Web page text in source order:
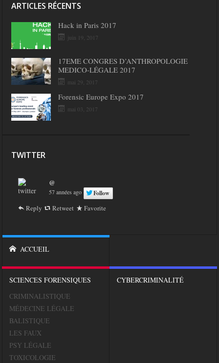
ARTICLES RÉCENTS
Hack in Paris 2017
juin 19, 2017
17EME CONGRES D’ANTHROPOLOGIE
MEDICO-LÉGALE 2017
mai 29, 2017
Forensic Europe Expo 2017
mai 03, 2017
TWITTER
@
57 années ago Follow
Reply Retweet Favorite
ACCUEIL
SCIENCES FORENSIQUES
CRIMINALISTIQUE
MÉDECINE LÉGALE
BALISTIQUE
LES FAUX
PSY LÉGALE
TOXICOLOGIE
CYBERCRIMINALITÉ